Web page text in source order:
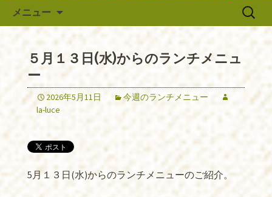
メニュー
検
５月１３日(水)からのランチメニュ
ー
2026年5月11日
今週のランチメニュー
la-luce
5月１３日(水)からのランチメニューのご紹介。